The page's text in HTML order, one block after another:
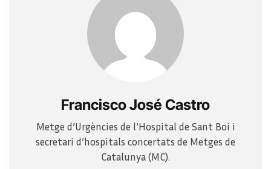
Francisco José Castro
Metge d’Urgències de l’Hospital de Sant Boi i
secretari d’hospitals concertats de Metges de
Catalunya (MC).